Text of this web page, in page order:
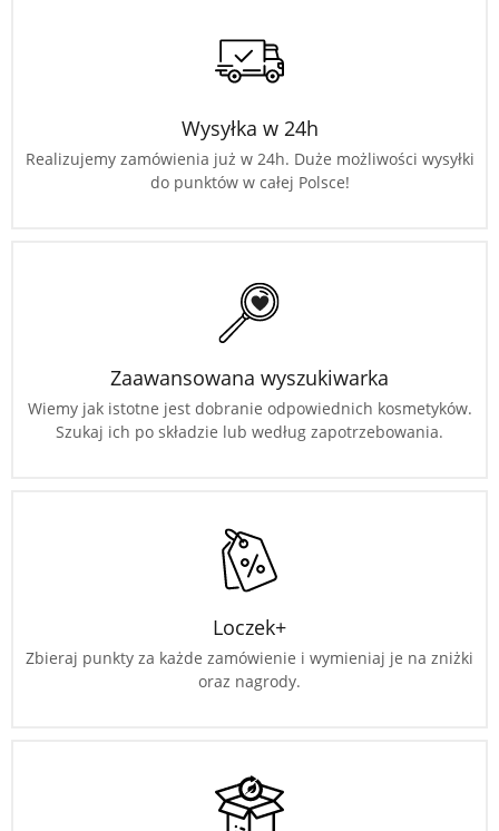
Wysyłka w 24h
Realizujemy zamówienia już w 24h. Duże możliwości wysyłki
do punktów w całej Polsce!
Zaawansowana wyszukiwarka
Wiemy jak istotne jest dobranie odpowiednich kosmetyków.
Szukaj ich po składzie lub według zapotrzebowania.
Loczek+
Zbieraj punkty za każde zamówienie i wymieniaj je na zniżki
oraz nagrody.